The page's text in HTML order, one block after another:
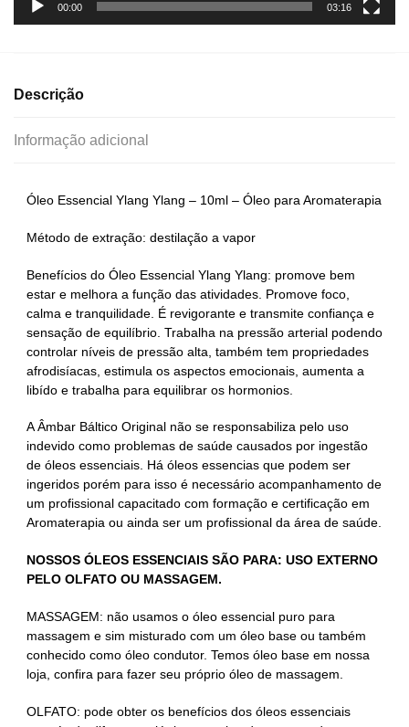
00:00 03:16
Descrição
Informação adicional
Óleo Essencial Ylang Ylang – 10ml – Óleo para Aromaterapia
Método de extração: destilação a vapor
Benefícios do Óleo Essencial Ylang Ylang: promove bem
estar e melhora a função das atividades. Promove foco,
calma e tranquilidade. É revigorante e transmite confiança e
sensação de equilíbrio. Trabalha na pressão arterial podendo
controlar níveis de pressão alta, também tem propriedades
afrodisíacas, estimula os aspectos emocionais, aumenta a
libído e trabalha para equilibrar os hormonios.
A Âmbar Báltico Original não se responsabiliza pelo uso
indevido como problemas de saúde causados por ingestão
de óleos essenciais. Há óleos essencias que podem ser
ingeridos porém para isso é necessário acompanhamento de
um profissional capacitado com formação e certificação em
Aromaterapia ou ainda ser um profissional da área de saúde.
NOSSOS ÓLEOS ESSENCIAIS SÃO PARA: USO EXTERNO
PELO OLFATO OU MASSAGEM.
MASSAGEM: não usamos o óleo essencial puro para
massagem e sim misturado com um óleo base ou também
conhecido como óleo condutor. Temos óleo base em nossa
loja, confira para fazer seu próprio óleo de massagem.
OLFATO: pode obter os benefícios dos óleos essenciais